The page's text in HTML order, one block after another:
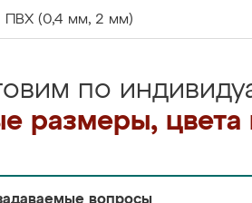
ПВХ (0,4 мм, 2 мм)
по
размеры, цвета